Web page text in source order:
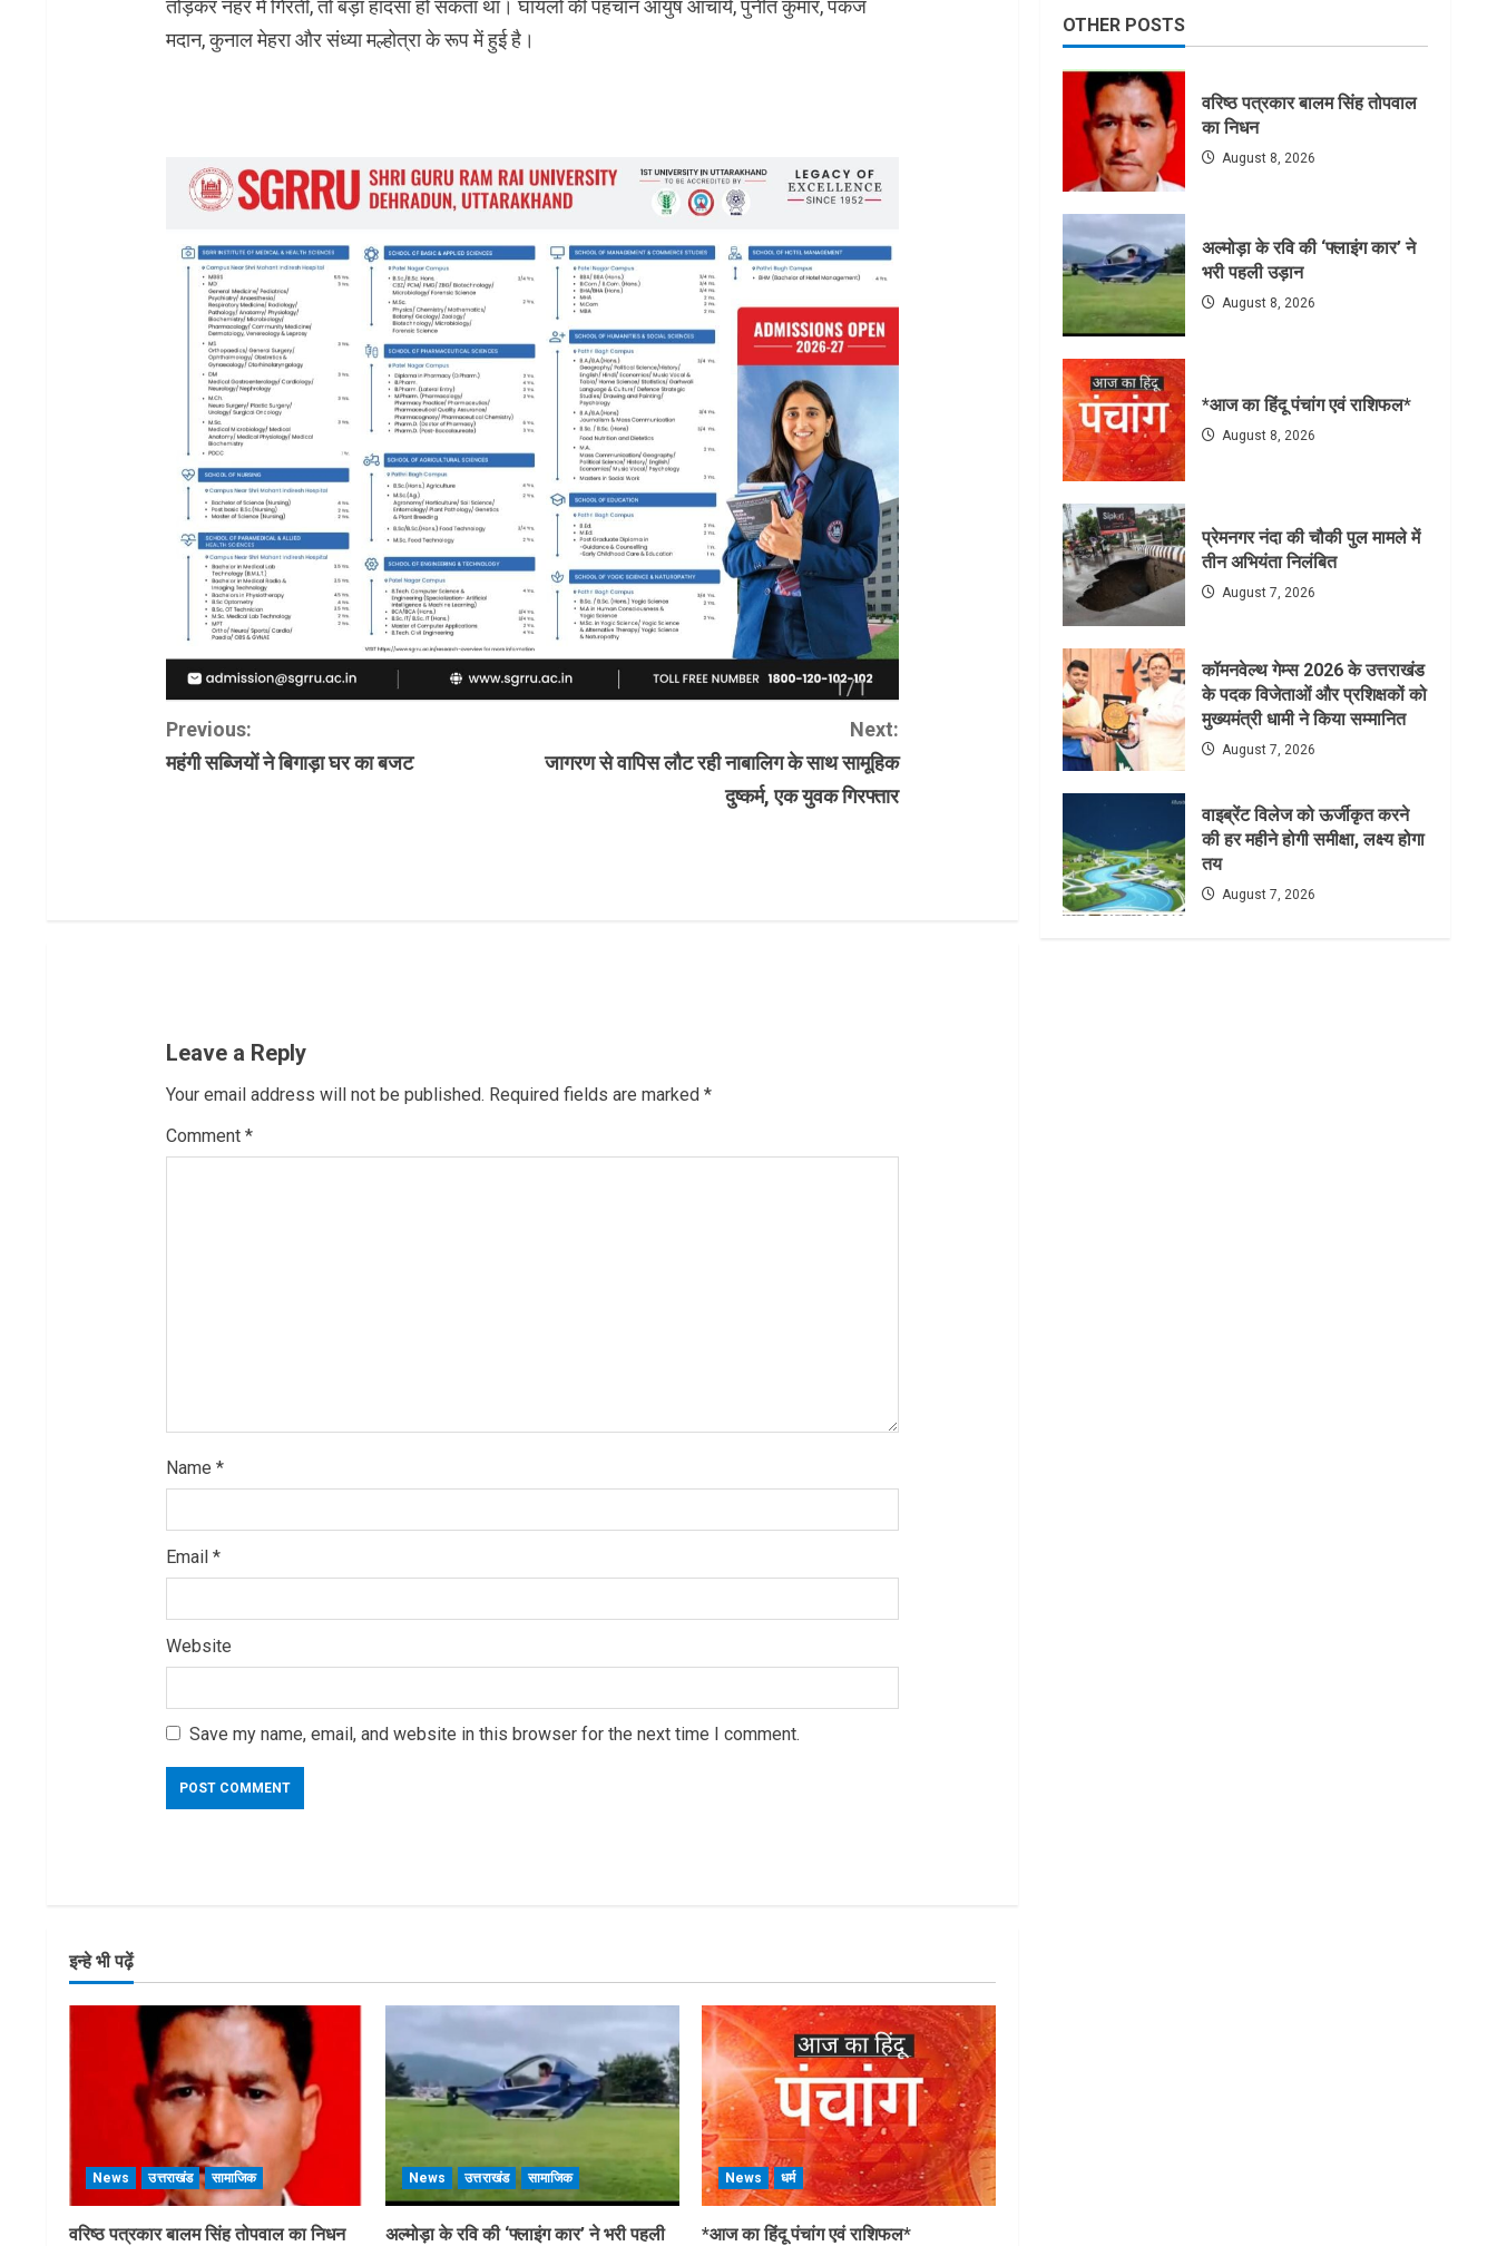
तोड़कर नहर में गिरती, तो बड़ा हादसा हो सकता था। घायलों की पहचान आयुष आचार्य, पुनीत कुमार, पंकज
मदान, कुनाल मेहरा और संध्या मल्होत्रा के रूप में हुई है।
C
o
e
R
e
Previous:
महंगी सब्जियों ने बिगाड़ा घर का बजट
Next:
जागरण से वापिस लौट रही नाबालिग के साथ सामूहिक
दुष्कर्म, एक युवक गिरफ्तार
Leave a Reply
Your email address will not be published. Required fields are marked *
Comment *
Name *
Email *
Website
Save my name, email, and website in this browser for the next time I comment.
इन्हे भी पढ़ें
News उत्तराखंड सामाजिक
वरिष्ठ पत्रकार बालम सिंह तोपवाल का निधन
News उत्तराखंड सामाजिक
अल्मोड़ा के रवि की ‘फ्लाइंग कार’ ने भरी पहली
News धर्म
*आज का हिंदू पंचांग एवं राशिफल*
OTHER POSTS
वरिष्ठ पत्रकार बालम सिंह तोपवाल
का निधन
August 8, 2026
अल्मोड़ा के रवि की ‘फ्लाइंग कार’ ने
भरी पहली उड़ान
August 8, 2026
*आज का हिंदू पंचांग एवं राशिफल*
August 8, 2026
प्रेमनगर नंदा की चौकी पुल मामले में
तीन अभियंता निलंबित
August 7, 2026
कॉमनवेल्थ गेम्स 2026 के उत्तराखंड
के पदक विजेताओं और प्रशिक्षकों को
मुख्यमंत्री धामी ने किया सम्मानित
August 7, 2026
वाइब्रेंट विलेज को ऊर्जीकृत करने
की हर महीने होगी समीक्षा, लक्ष्य होगा
तय
August 7, 2026